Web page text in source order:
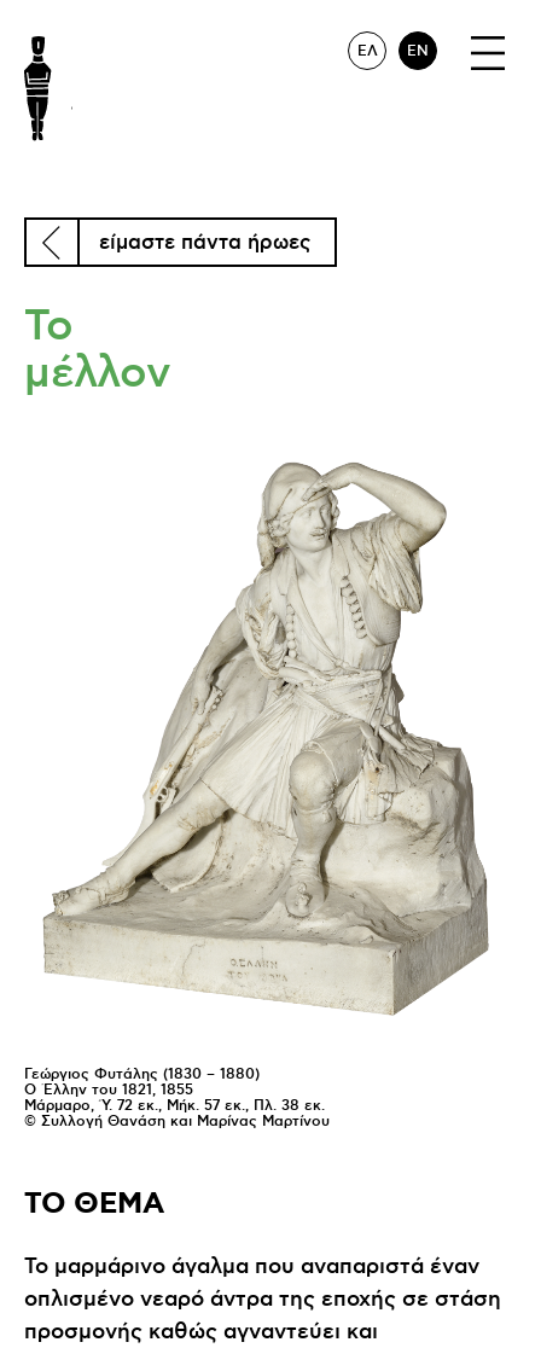
ΕΛ EN
είμαστε πάντα ήρωες
Το
μέλλον
Γεώργιος Φυτάλης (1830 – 1880)
Ο Έλλην του 1821, 1855
Μάρμαρο, Ύ. 72 εκ., Μήκ. 57 εκ., Πλ. 38 εκ.
© Συλλογή Θανάση και Μαρίνας Μαρτίνου
ΤΟ ΘΕΜΑ
Το μαρμάρινο άγαλμα που αναπαριστά έναν
οπλισμένο νεαρό άντρα της εποχής σε στάση
προσμονής καθώς αγναντεύει και